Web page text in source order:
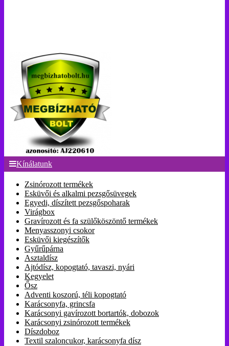
Kínálatunk
Zsinórozott termékek
Esküvői és alkalmi pezsgősüvegek
Egyedi, díszített pezsgőspoharak
Virágbox
Gravírozott és fa szülőköszöntő termékek
Menyasszonyi csokor
Esküvői kiegészítők
Gyűrűpárna
Asztaldísz
Ajtódísz, kopogtató, tavaszi, nyári
Kegyelet
Ősz
Adventi koszorú, téli kopogtató
Karácsonyfa, grincsfa
Karácsonyi gavírozott bortartók, dobozok
Karácsonyi zsinórozott termékek
Díszdoboz
Textil szaloncukor, karácsonyfa dísz